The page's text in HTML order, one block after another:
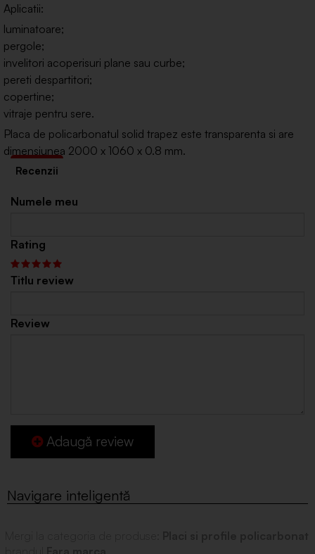
Aplicatii:
luminatoare;
pergole;
invelitori acoperisuri plane sau curbe;
pereti despartitori;
copertine;
vitraje pentru sere.
Placa de policarbonatul solid trapez este transparenta si are
dimensiunea 2000 x 1060 x 0.8 mm.
Numele meu
Rating
Titlu review
Review
Adaugă review